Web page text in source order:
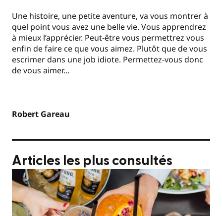
Une histoire, une petite aventure, va vous montrer à
quel point vous avez une belle vie. Vous apprendrez
à mieux l’apprécier. Peut-être vous permettrez vous
enfin de faire ce que vous aimez. Plutôt que de vous
escrimer dans une job idiote. Permettez-vous donc
de vous aimer…
Robert Gareau
Articles les plus consultés